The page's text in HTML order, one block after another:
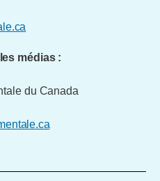
médias :
du Canada